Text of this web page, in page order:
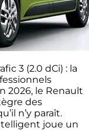
3 (2.0 dCi) : la
2026, le Renault
des
n’y paraît.
joue un